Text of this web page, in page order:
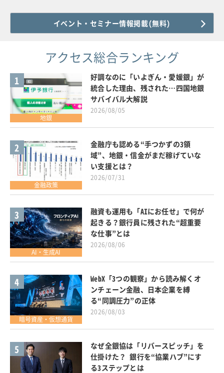
イベント・セミナー情報掲載(無料)
アクセス総合ランキング
1
地銀
好調なのに「いよぎん・愛媛銀」が
統合した理由、残された…四国地銀
サバイバル大解説
2026/08/05
2
金融政策
金融庁も認める“手つかずの3領
域”、地銀・信金がまだ稼げていな
い支援とは？
2026/07/31
3
AI・生成AI
融資も運用も「AIにお任せ」で何が
起きる？銀行員に残された“超重要
な仕事”とは
2026/08/06
4
暗号資産・仮想通貨
WebX「3つの観察」から読み解くオ
ンチェーン金融、日本企業を縛
る“同調圧力”の正体
2026/08/03
5
なぜ全銀協は「リバースピッチ」を
仕掛けた？ 銀行を“協業ハブ”にす
る3ステップとは